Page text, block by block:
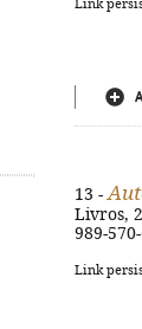
Link
13 -
Livros,
989-
Link